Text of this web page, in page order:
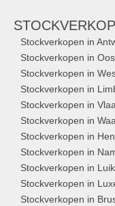
Stockverkopen in
Stockverkopen in
Stockverkopen in
Stockverkopen in
Stockverkopen in
Stockverkopen in
Stockverkopen in
Stockverkopen in
Stockverkopen in Luik
Stockverkopen in
Stockverkopen in